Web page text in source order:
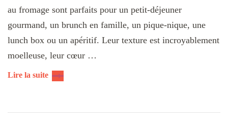
au fromage sont parfaits pour un petit-déjeuner
gourmand, un brunch en famille, un pique-nique, une
lunch box ou un apéritif. Leur texture est incroyablement
moelleuse, leur cœur …
Lire la suite